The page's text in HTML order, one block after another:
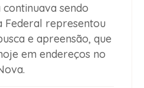
sendo
Federal representou
e apreensão, que
em endereços no